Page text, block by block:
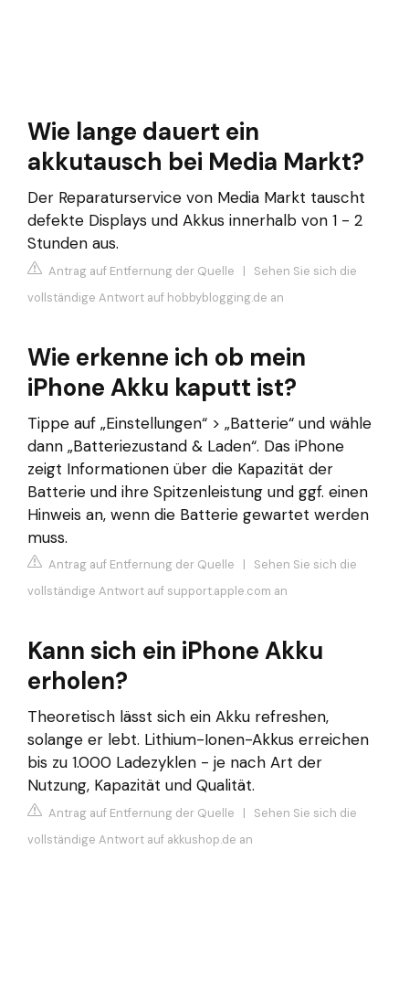
Wie lange dauert ein
akkutausch bei Media Markt?
Der Reparaturservice von Media Markt tauscht
defekte Displays und Akkus innerhalb von 1 - 2
Stunden aus.
Antrag auf Entfernung der Quelle | Sehen Sie sich die
vollständige Antwort auf hobbyblogging.de an
Wie erkenne ich ob mein
iPhone Akku kaputt ist?
Tippe auf „Einstellungen“ > „Batterie“ und wähle
dann „Batteriezustand & Laden“. Das iPhone
zeigt Informationen über die Kapazität der
Batterie und ihre Spitzenleistung und ggf. einen
Hinweis an, wenn die Batterie gewartet werden
muss.
Antrag auf Entfernung der Quelle | Sehen Sie sich die
vollständige Antwort auf support.apple.com an
Kann sich ein iPhone Akku
erholen?
Theoretisch lässt sich ein Akku refreshen,
solange er lebt. Lithium-Ionen-Akkus erreichen
bis zu 1.000 Ladezyklen - je nach Art der
Nutzung, Kapazität und Qualität.
Antrag auf Entfernung der Quelle | Sehen Sie sich die
vollständige Antwort auf akkushop.de an